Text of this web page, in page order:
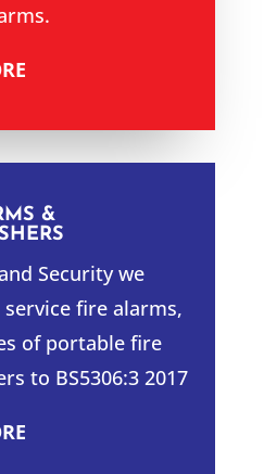
&
Security we
fire alarms,
of portable fire
to BS5306:3 2017